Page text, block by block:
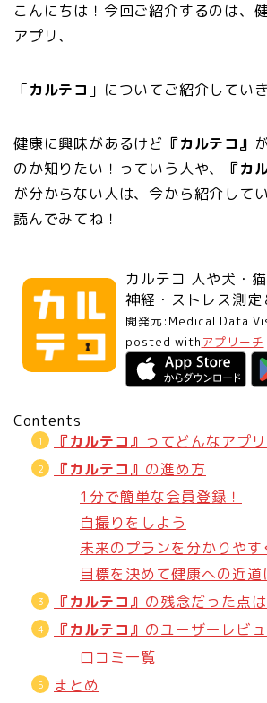
こんにちは！今回ご紹介するのは、
アプリ、
「カルテコ 」についてご紹介してい
健康に興味があるけど 『カルテコ』
のか知りたい！っていう人や、
『カ
が分からない人は、今から紹介して
読んでみてね！
カルテコ 人や犬・
神経・ストレス測定
開発元: Medical Data
posted with アプリーチ
Contents
『カルテコ』 ってどんなアプ
『カルテコ』 の進め方
1分で簡単な会員登録！
自撮りをしよう
未来のプランを分かりやす
目標を決めて健康への近道
『カルテコ』 の残念だった点
『カルテコ』 のユーザーレビ
口コミ一覧
まとめ